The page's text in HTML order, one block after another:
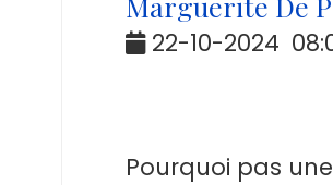
22-10-2024
Pourquoi pas